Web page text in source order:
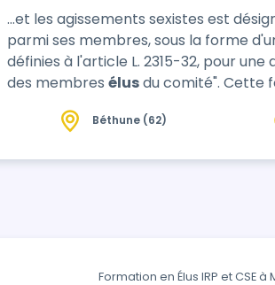
…et les agissements sexistes est
parmi ses membres, sous la forme
définies à l'article L. 2315-32, pour
des membres élusdu comité". Cette formation propose de s'approprier le
maîtriser les différentes missions du
Béthune (62)
Formation en Élus IRP et CSE